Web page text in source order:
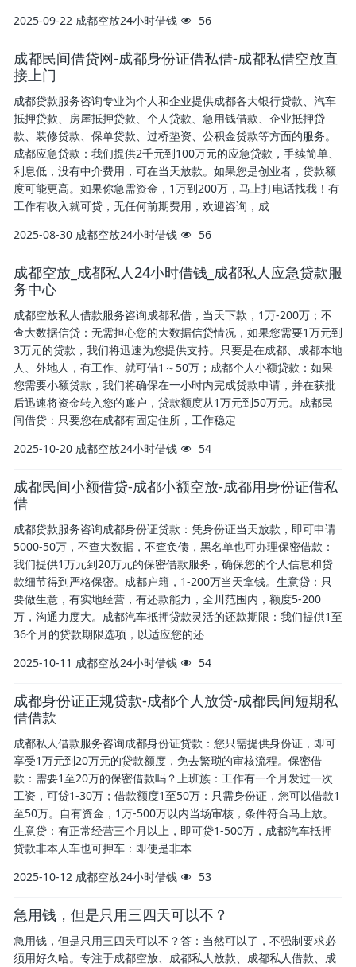
2025-09-22 成都空放24小时借钱 56
成都民间借贷网-成都身份证借私借-成都私借空放直
接上门
成都贷款服务咨询专业为个人和企业提供成都各大银行贷款、汽车
抵押贷款、房屋抵押贷款、个人贷款、急用钱借款、企业抵押贷
款、装修贷款、保单贷款、过桥垫资、公积金贷款等方面的服务。
成都应急贷款：我们提供2千元到100万元的应急贷款，手续简单、
利息低，没有中介费用，可在当天放款。如果您是创业者，贷款额
度可能更高。如果你急需资金，1万到200万，马上打电话找我！有
工作有收入就可贷，无任何前期费用，欢迎咨询，成
2025-08-30 成都空放24小时借钱 56
成都空放_成都私人24小时借钱_成都私人应急贷款服
务中心
成都空放私人借款服务咨询成都私借，当天下款，1万-200万；不
查大数据信贷：无需担心您的大数据信贷情况，如果您需要1万元到
3万元的贷款，我们将迅速为您提供支持。只要是在成都、成都本地
人、外地人，有工作、就可借1～50万；成都个人小额贷款：如果
您需要小额贷款，我们将确保在一小时内完成贷款申请，并在获批
后迅速将资金转入您的账户，贷款额度从1万元到50万元。成都民
间借贷：只要您在成都有固定住所，工作稳定
2025-10-20 成都空放24小时借钱 54
成都民间小额借贷-成都小额空放-成都用身份证借私
借
成都贷款服务咨询成都身份证贷款：凭身份证当天放款，即可申请
5000-50万，不查大数据，不查负债，黑名单也可办理保密借款：
我们提供1万元到20万元的保密借款服务，确保您的个人信息和贷
款细节得到严格保密。成都户籍，1-200万当天拿钱。生意贷：只
要做生意，有实地经营，有还款能力，全川范围内，额度5-200
万，沟通力度大。成都汽车抵押贷款灵活的还款期限：我们提供1至
36个月的贷款期限选项，以适应您的还
2025-10-11 成都空放24小时借钱 54
成都身份证正规贷款-成都个人放贷-成都民间短期私
借借款
成都私人借款服务咨询成都身份证贷款：您只需提供身份证，即可
享受1万元到20万元的贷款额度，免去繁琐的审核流程。保密借
款：需要1至20万的保密借款吗？上班族：工作有一个月发过一次
工资，可贷1-30万；借款额度1至50万：只需身份证，您可以借款1
至50万。自有资金，1万-500万以内当场审核，条件符合马上放。
生意贷：有正常经营三个月以上，即可贷1-500万，成都汽车抵押
贷款非本人车也可押车：即使是非本
2025-10-12 成都空放24小时借钱 53
急用钱，但是只用三四天可以不？
急用钱，但是只用三四天可以不？答：当然可以了，不强制要求必
须用好久哈。专注于成都空放、成都私人放款、成都私人借款、成